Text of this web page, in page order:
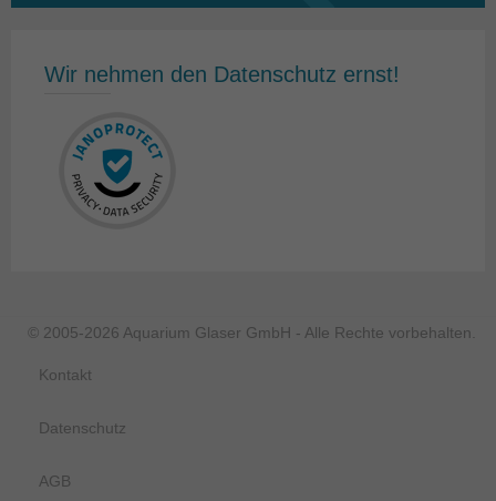
Wir nehmen den Datenschutz ernst!
© 2005-2026 Aquarium Glaser GmbH - Alle Rechte vorbehalten.
Kontakt
Datenschutz
AGB